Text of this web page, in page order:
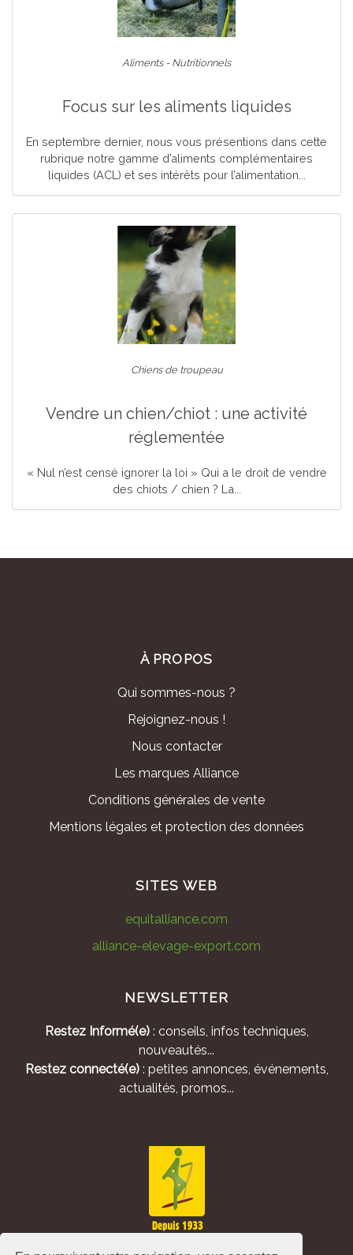
Aliments - Nutritionnels
Focus sur les aliments liquides
En septembre dernier, nous vous présentions dans cette
rubrique notre gamme d’aliments complémentaires
liquides (ACL) et ses intérêts pour l’alimentation...
Chiens de troupeau
Vendre un chien/chiot : une activité
réglementée
« Nul n’est censé ignorer la loi » Qui a le droit de vendre
des chiots / chien ? La...
À PROPOS
Qui sommes-nous ?
Rejoignez-nous !
Nous contacter
Les marques Alliance
Conditions générales de vente
Mentions légales et protection des données
SITES WEB
equitalliance.com
alliance-elevage-export.com
NEWSLETTER
Restez Informé(e): conseils, infos techniques,
nouveautés...
Restez connecté(e): petites annonces, événements,
actualités, promos...